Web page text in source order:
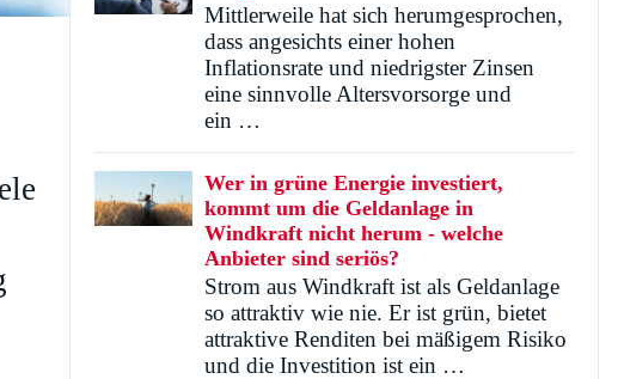
Mittlerweile hat sich herumgesprochen,
dass angesichts einer hohen
Inflationsrate und niedrigster Zinsen
eine sinnvolle Altersvorsorge und
ein …
Wer in grüne Energie investiert,
kommt um die Geldanlage in
Windkraft nicht herum - welche
Anbieter sind seriös?
Strom aus Windkraft ist als Geldanlage
so attraktiv wie nie. Er ist grün, bietet
attraktive Renditen bei mäßigem Risiko
und die Investition ist ein …